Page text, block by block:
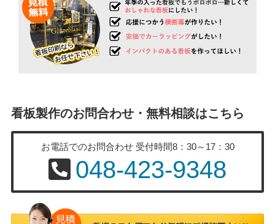
看板製作のお問合わせ・無料相談はこちら
お電話でのお問合わせ 受付時間8：30～17：30
048-423-9348